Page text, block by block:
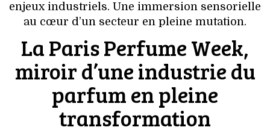
enjeux industriels. Une immersion sensorielle
au cœur d’un secteur en pleine mutation.
La Paris Perfume Week,
miroir d’une industrie du
parfum en pleine
transformation